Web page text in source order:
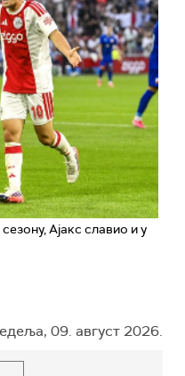
Ајакс славио и у
09. август 2026.